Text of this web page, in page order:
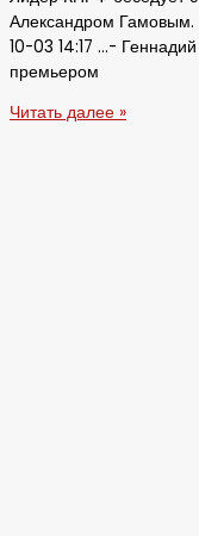
Александром
10-03 14:17 …-
премьером
Читать далее »